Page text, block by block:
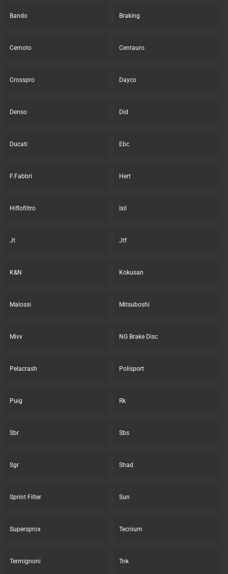
Bando Braking
Cemoto Centauro
Crosspro Dayco
Denso Did
Ducati Ebc
F.Fabbri Hert
Hiflofiltro Ixil
Jt Jtf
K&N Kokusan
Malossi Mitsuboshi
Mivv NG Brake Disc
Pelacrash Polisport
Puig Rk
Sbr Sbs
Sgr Shad
Sprint Filter Sun
Supersprox Tecnium
Termignoni Tnk